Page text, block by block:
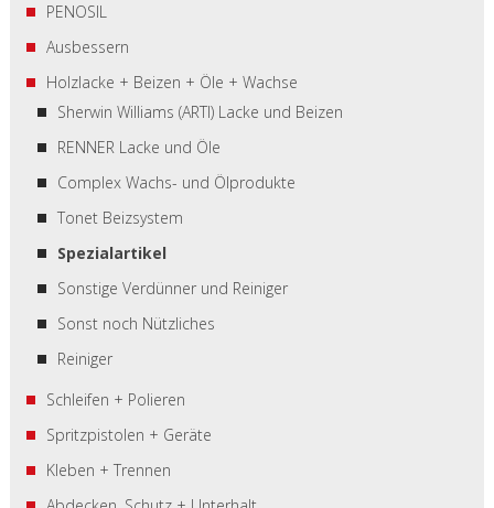
PENOSIL
Ausbessern
Holzlacke + Beizen + Öle + Wachse
Sherwin Williams (ARTI) Lacke und Beizen
RENNER Lacke und Öle
Complex Wachs- und Ölprodukte
Tonet Beizsystem
Spezialartikel
Sonstige Verdünner und Reiniger
Sonst noch Nützliches
Reiniger
Schleifen + Polieren
Spritzpistolen + Geräte
Kleben + Trennen